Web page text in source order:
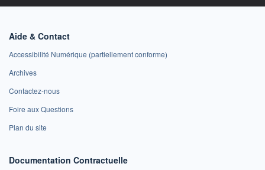
Aide & Contact
Accessibilité Numérique (partiellement conforme)
Archives
Contactez-nous
Foire aux Questions
Plan du site
Documentation Contractuelle